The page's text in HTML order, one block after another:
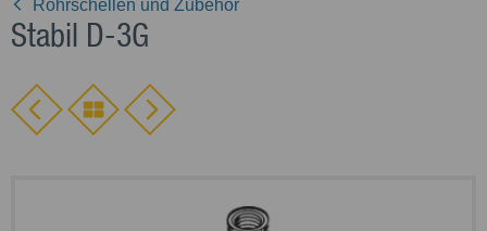
Rohrschellen und Zubehör
Stabil D-3G